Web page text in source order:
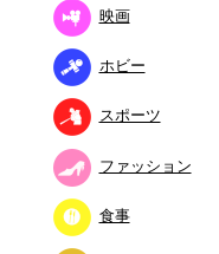
映画
ホビー
スポーツ
ファッション
食事